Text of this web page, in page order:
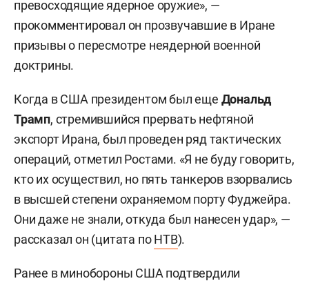
превосходящие ядерное оружие», —
прокомментировал он прозвучавшие в Иране
призывы о пересмотре неядерной военной
доктрины.
Когда в США президентом был еще Дональд
Трамп, стремившийся прервать нефтяной
экспорт Ирана, был проведен ряд тактических
операций, отметил Ростами. «Я не буду говорить,
кто их осуществил, но пять танкеров взорвались
в высшей степени охраняемом порту Фуджейра.
Они даже не знали, откуда был нанесен удар», —
рассказал он (цитата поНТВ).
Ранее в минобороны США подтвердили